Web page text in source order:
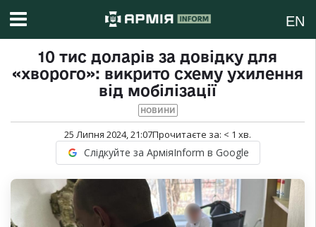
EN
10 тис доларів за довідку для
«хворого»: викрито схему ухилення
від мобілізації
НОВИНИ
25 Липня 2024, 21:07Прочитаєте за: < 1 хв.
Слідкуйте за АрміяInform в Google